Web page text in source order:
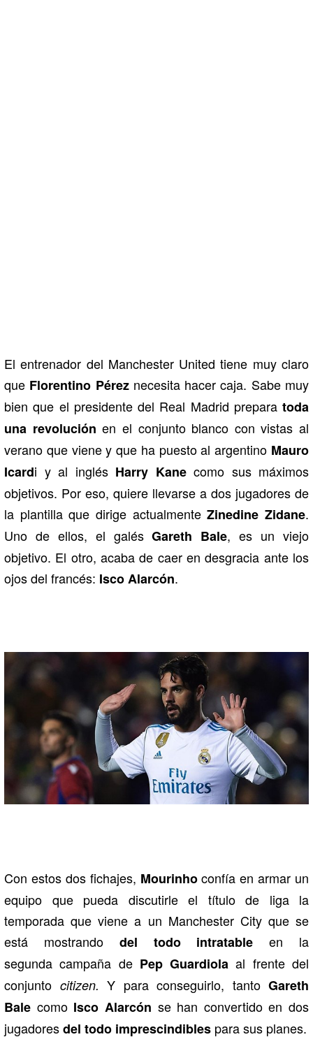
El entrenador del Manchester United tiene muy claro
que Florentino Péreznecesita hacer caja. Sabe muy
bien que el presidente del Real Madrid prepara toda
una revolución en el conjunto blanco con vistas al
verano que viene y que ha puesto al argentino Mauro
Icardi y al inglés Harry Kanecomo sus máximos
objetivos. Por eso, quiere llevarse a dos jugadores de
la plantilla que dirige actualmenteZinedine Zidane.
Uno de ellos, el galésGareth Bale, es un viejo
objetivo. El otro, acaba de caer en desgracia ante los
ojos del francés: Isco Alarcón.
Con estos dos fichajes, Mourinhoconfía en armar un
equipo que pueda discutirle el título de liga la
temporada que viene a un Manchester City que se
está mostrando del todo intratable en la
segunda campaña de Pep Guardiola al frente del
conjunto citizen. Y para conseguirlo, tanto Gareth
Bale comoIsco Alarcón se han convertido en dos
jugadoresdel todo imprescindibles para sus planes.